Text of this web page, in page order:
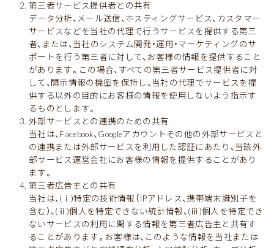
第三者サービス提供者との共有
データ分析、メール送信、ホスティングサービス、カスタマー
サービスなどを当社の代理で行うサービスを提供する第三
者、または、当社のシステム開発・運用・マーケティングのサ
ポートを行う第三者に対して、お客様の情報を提供すること
があります。この場合、すべての第三者サービス提供者に対
して、開示情報の機密を保持し、当社の代理でサービスを提
供する以外の目的にお客様の情報を使用しないよう指示す
るものとします。
外部サービスとの連携のための共有
当社は、Facebook、Googleアカウントその他の外部サービスと
の連携または外部サービスを利用した認証にあたり、当該外
部サービス運営会社にお客様の情報を提供することがあり
ます。
第三者広告主との共有
当社は、(ⅰ)特定の技術情報（IPアドレス、携帯端末識別子を
含む）、(ⅱ)個人を特定できない統計情報、(ⅲ)個人を特定でき
ないサービスの利用に関する情報を第三者広告主と共有す
ることがあります。お客様は、このような情報を当社または